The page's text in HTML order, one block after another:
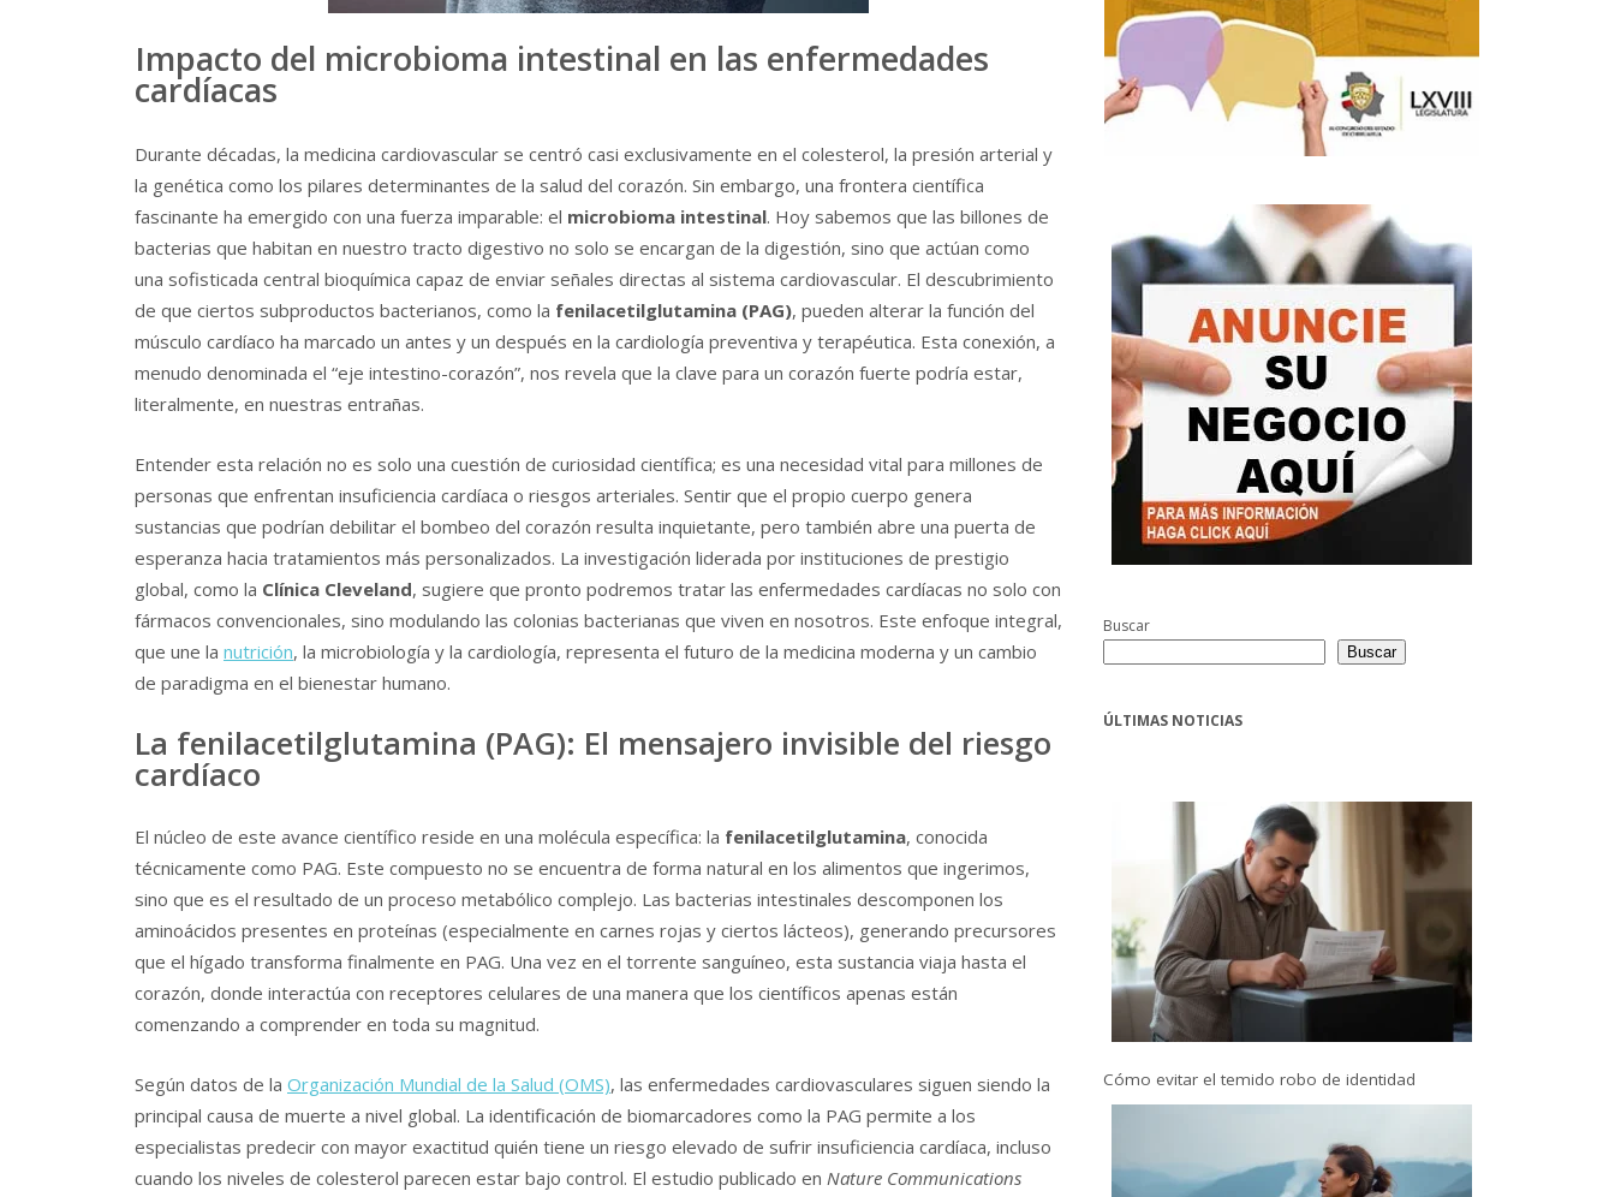
Impacto del microbioma intestinal en las enfermedades
cardíacas
Durante décadas, la medicina cardiovascular se centró casi exclusivamente en el colesterol, la presión arterial y
la genética como los pilares determinantes de la salud del corazón. Sin embargo, una frontera científica
fascinante ha emergido con una fuerza imparable: el microbioma intestinal. Hoy sabemos que las billones de
bacterias que habitan en nuestro tracto digestivo no solo se encargan de la digestión, sino que actúan como
una sofisticada central bioquímica capaz de enviar señales directas al sistema cardiovascular. El descubrimiento
de que ciertos subproductos bacterianos, como la fenilacetilglutamina (PAG), pueden alterar la función del
músculo cardíaco ha marcado un antes y un después en la cardiología preventiva y terapéutica. Esta conexión, a
menudo denominada el “eje intestino-corazón”, nos revela que la clave para un corazón fuerte podría estar,
literalmente, en nuestras entrañas.
Entender esta relación no es solo una cuestión de curiosidad científica; es una necesidad vital para millones de
personas que enfrentan insuficiencia cardíaca o riesgos arteriales. Sentir que el propio cuerpo genera
sustancias que podrían debilitar el bombeo del corazón resulta inquietante, pero también abre una puerta de
esperanza hacia tratamientos más personalizados. La investigación liderada por instituciones de prestigio
global, como la Clínica Cleveland, sugiere que pronto podremos tratar las enfermedades cardíacas no solo con
fármacos convencionales, sino modulando las colonias bacterianas que viven en nosotros. Este enfoque integral,
que une la nutrición, la microbiología y la cardiología, representa el futuro de la medicina moderna y un cambio
de paradigma en el bienestar humano.
La fenilacetilglutamina (PAG): El mensajero invisible del riesgo
cardíaco
El núcleo de este avance científico reside en una molécula específica: la fenilacetilglutamina, conocida
técnicamente como PAG. Este compuesto no se encuentra de forma natural en los alimentos que ingerimos,
sino que es el resultado de un proceso metabólico complejo. Las bacterias intestinales descomponen los
aminoácidos presentes en proteínas (especialmente en carnes rojas y ciertos lácteos), generando precursores
que el hígado transforma finalmente en PAG. Una vez en el torrente sanguíneo, esta sustancia viaja hasta el
corazón, donde interactúa con receptores celulares de una manera que los científicos apenas están
comenzando a comprender en toda su magnitud.
Según datos de la Organización Mundial de la Salud (OMS), las enfermedades cardiovasculares siguen siendo la
principal causa de muerte a nivel global. La identificación de biomarcadores como la PAG permite a los
especialistas predecir con mayor exactitud quién tiene un riesgo elevado de sufrir insuficiencia cardíaca, incluso
cuando los niveles de colesterol parecen estar bajo control. El estudio publicado en Nature Communications
Buscar
Buscar
ÚLTIMAS NOTICIAS
Cómo evitar el temido robo de identidad